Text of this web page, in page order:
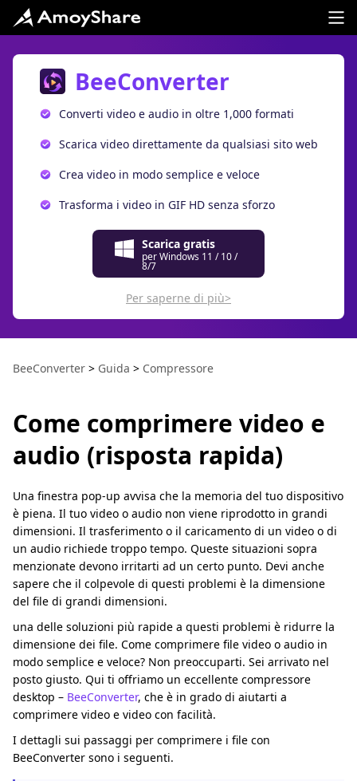
BeeConverter
Converti video e audio in oltre 1,000 formati
Scarica video direttamente da qualsiasi sito web
Crea video in modo semplice e veloce
Trasforma i video in GIF HD senza sforzo
Scarica gratis
per Windows 11 / 10 /
8/7
Per saperne di più>
BeeConverter > Guida > Compressore
Come comprimere video e
audio (risposta rapida)
Una finestra pop-up avvisa che la memoria del tuo dispositivo
è piena. Il tuo video o audio non viene riprodotto in grandi
dimensioni. Il trasferimento o il caricamento di un video o di
un audio richiede troppo tempo. Queste situazioni sopra
menzionate devono irritarti ad un certo punto. Devi anche
sapere che il colpevole di questi problemi è la dimensione
del file di grandi dimensioni.
una delle soluzioni più rapide a questi problemi è ridurre la
dimensione dei file. Come comprimere file video o audio in
modo semplice e veloce? Non preoccuparti. Sei arrivato nel
posto giusto. Qui ti offriamo un eccellente compressore
desktop – BeeConverter, che è in grado di aiutarti a
comprimere video e video con facilità.
I dettagli sui passaggi per comprimere i file con
BeeConverter sono i seguenti.